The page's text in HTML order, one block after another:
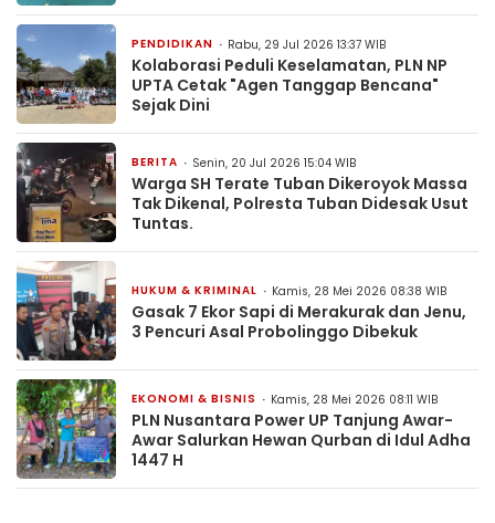
PENDIDIKAN Rabu, 29 Jul 2026 13:37 WIB
Kolaborasi Peduli Keselamatan, PLN NP
UPTA Cetak "Agen Tanggap Bencana"
Sejak Dini
BERITA Senin, 20 Jul 2026 15:04 WIB
Warga SH Terate Tuban Dikeroyok Massa
Tak Dikenal, Polresta Tuban Didesak Usut
Tuntas.
HUKUM & KRIMINAL Kamis, 28 Mei 2026 08:38 WIB
Gasak 7 Ekor Sapi di Merakurak dan Jenu,
3 Pencuri Asal Probolinggo Dibekuk
EKONOMI & BISNIS Kamis, 28 Mei 2026 08:11 WIB
PLN Nusantara Power UP Tanjung Awar-
Awar Salurkan Hewan Qurban di Idul Adha
1447 H